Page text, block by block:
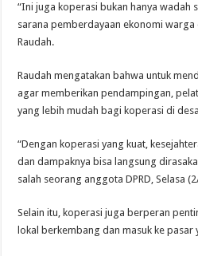
“Ini juga koperasi bukan hanya wadah
sarana pemberdayaan ekonomi
Raudah.
Raudah mengatakan bahwa untuk
agar memberikan pendampingan,
yang lebih mudah bagi koperasi di
“Dengan koperasi yang kuat,
dan dampaknya bisa langsung
salah seorang anggota DPRD, Selasa
Selain itu, koperasi juga berperan
lokal berkembang dan masuk ke pasar